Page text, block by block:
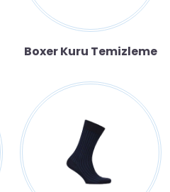
Boxer Kuru Temizleme